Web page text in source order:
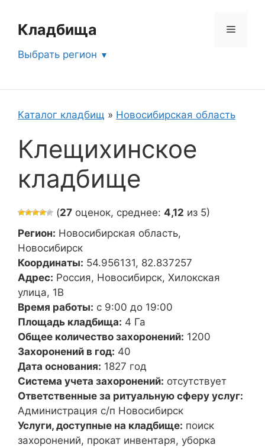
содержимому
Кладбища Меню
Выбрать регион
Каталог кладбищ » Новосибирская область
Клещихинское
кладбище
(27 оценок, среднее: 4,12 из 5)
Регион: Новосибирская область,
Новосибирск
Координаты: 54.956131, 82.837257
Адрес: Россия, Новосибирск, Хилокская
улица, 1В
Время работы: с 9:00 до 19:00
Площадь кладбища: 4 Га
Общее количество захоронений: 1200
Захоронений в год: 40
Дата основания: 1827 год
Система учета захоронений: отсутствует
Ответственные за ритуальную сферу услуг:
Администрация с/п Новосибирск
Услуги, доступные на кладбище: поиск
захоронений, прокат инвентаря, уборка